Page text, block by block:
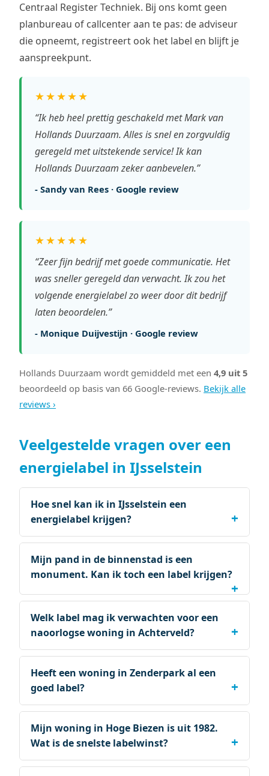
Centraal Register Techniek. Bij ons komt geen
planbureau of callcenter aan te pas: de adviseur
die opneemt, registreert ook het label en blijft je
aanspreekpunt.
★★★★★
“Ik heb heel prettig geschakeld met Mark van
Hollands Duurzaam. Alles is snel en zorgvuldig
geregeld met uitstekende service! Ik kan
Hollands Duurzaam zeker aanbevelen.”
- Sandy van Rees · Google review
★★★★★
“Zeer fijn bedrijf met goede communicatie. Het
was sneller geregeld dan verwacht. Ik zou het
volgende energielabel zo weer door dit bedrijf
laten beoordelen.”
- Monique Duijvestijn · Google review
Hollands Duurzaam wordt gemiddeld met een 4,9 uit 5
beoordeeld op basis van 66 Google-reviews. Bekijk alle
reviews ›
Veelgestelde vragen over een
energielabel in IJsselstein
Hoe snel kan ik in IJsselstein een
energielabel krijgen?
Mijn pand in de binnenstad is een
monument. Kan ik toch een label krijgen?
Welk label mag ik verwachten voor een
naoorlogse woning in Achterveld?
Heeft een woning in Zenderpark al een
goed label?
Mijn woning in Hoge Biezen is uit 1982.
Wat is de snelste labelwinst?